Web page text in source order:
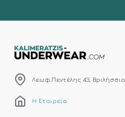
Λεωφ.Πεντέλης 43, Βριλήσσια
Η Εταιρεία